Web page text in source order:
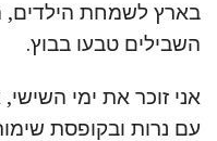
בארץ לשמחת הילדים,
השבילים טבעו בבוץ.
אני זוכר את ימי
עם נרות ובקופסת